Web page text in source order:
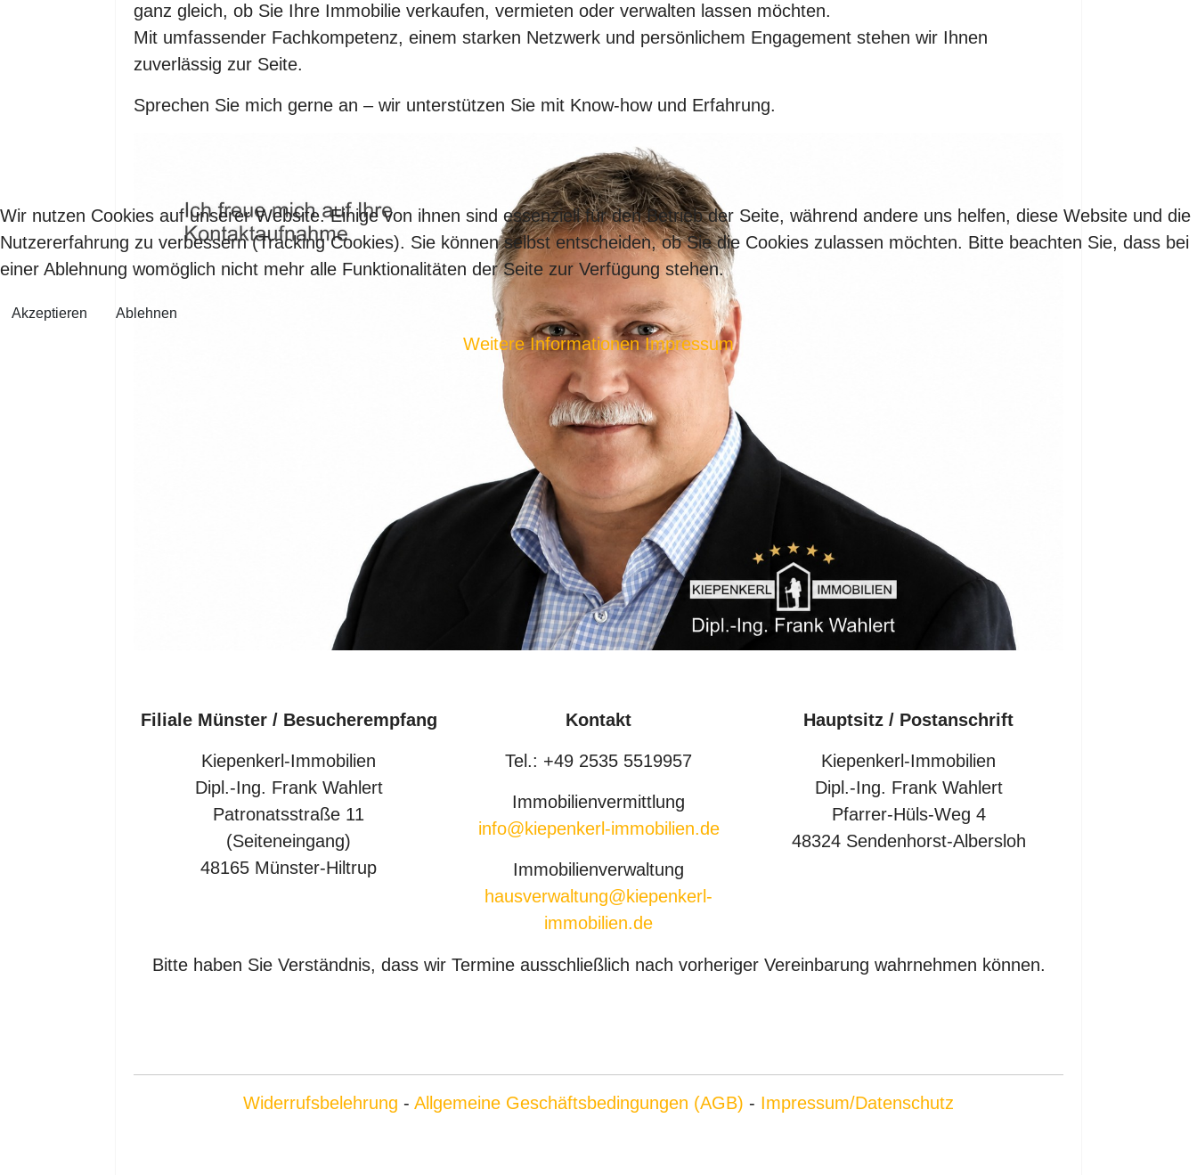
ganz gleich, ob Sie Ihre Immobilie verkaufen, vermieten oder verwalten lassen möchten.
Mit umfassender Fachkompetenz, einem starken Netzwerk und persönlichem Engagement stehen wir Ihnen
zuverlässig zur Seite.
Sprechen Sie mich gerne an – wir unterstützen Sie mit Know-how und Erfahrung.
Filiale Münster / Besucherempfang
Kiepenkerl-Immobilien
Dipl.-Ing. Frank Wahlert
Patronatsstraße 11
(Seiteneingang)
48165 Münster-Hiltrup
Kontakt
Tel.: +49 2535 5519957
Immobilienvermittlung
info@kiepenkerl-immobilien.de
Immobilienverwaltung
hausverwaltung@kiepenkerl-
immobilien.de
Hauptsitz / Postanschrift
Kiepenkerl-Immobilien
Dipl.-Ing. Frank Wahlert
Pfarrer-Hüls-Weg 4
48324 Sendenhorst-Albersloh
Bitte haben Sie Verständnis, dass wir Termine ausschließlich nach vorheriger Vereinbarung wahrnehmen können.
Widerrufsbelehrung - Allgemeine Geschäftsbedingungen (AGB) - Impressum/Datenschutz
Wir nutzen Cookies auf unserer Website. Einige von ihnen sind essenziell für den Betrieb der Seite, während andere uns helfen, diese Website und die
Nutzererfahrung zu verbessern (Tracking Cookies). Sie können selbst entscheiden, ob Sie die Cookies zulassen möchten. Bitte beachten Sie, dass bei
einer Ablehnung womöglich nicht mehr alle Funktionalitäten der Seite zur Verfügung stehen.
Akzeptieren Ablehnen
Weitere Informationen Impressum